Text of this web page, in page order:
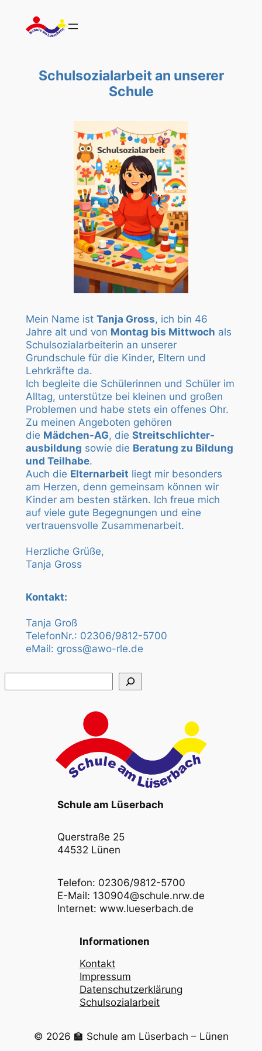
Inhalt
springen
Schulsozialarbeit an unserer
Schule
Mein Name ist Tanja Gross, ich bin 46
Jahre alt und von Montag bis Mittwoch als
Schulsozialarbeiterin an unserer
Grundschule für die Kinder, Eltern und
Lehrkräfte da.
Ich begleite die Schülerinnen und Schüler im
Alltag, unterstütze bei kleinen und großen
Problemen und habe stets ein offenes Ohr.
Zu meinen Angeboten gehören
die Mädchen-AG, die Streitschlichter-
ausbildung sowie die Beratung zu Bildung
und Teilhabe.
Auch die Elternarbeit liegt mir besonders
am Herzen, denn gemeinsam können wir
Kinder am besten stärken. Ich freue mich
auf viele gute Begegnungen und eine
vertrauensvolle Zusammenarbeit.
Herzliche Grüße,
Tanja Gross
Kontakt:
Tanja Groß
TelefonNr.: 02306/9812-5700
eMail: gross@awo-rle.de
Schule am Lüserbach
Querstraße 25
44532 Lünen
Telefon: 02306/9812-5700
E-Mail: 130904@schule.nrw.de
Internet: www.lueserbach.de
Informationen
Kontakt
Impressum
Datenschutzerklärung
Schulsozialarbeit
© 2026 🏫 Schule am Lüserbach – Lünen